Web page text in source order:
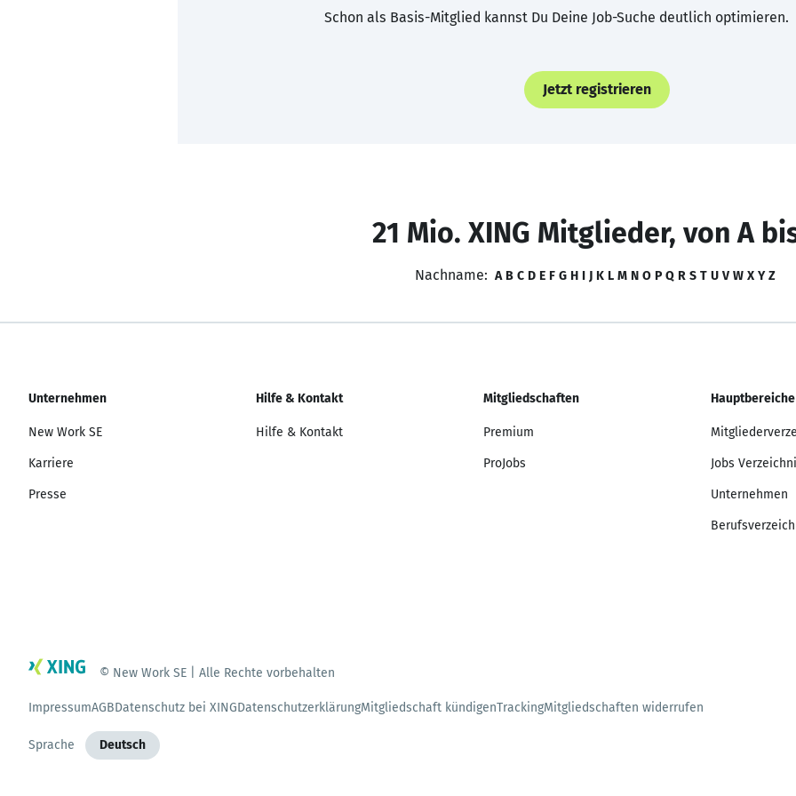
Schon als Basis-Mitglied kannst Du Deine Job-Suche deutlich optimieren.
Jetzt registrieren
21 Mio. XING Mitglieder, von A
Nachname: A B C D E F G H I J K L M N O P Q R S T U V W X Y Z
Unternehmen
New Work SE
Karriere
Presse
Hilfe & Kontakt
Hilfe & Kontakt
Mitgliedschaften
Premium
ProJobs
Hauptbereiche
Jobs
Unternehmen
© New Work SE | Alle Rechte vorbehalten
ImpressumAGBDatenschutz bei XINGDatenschutzerklärungMitgliedschaft kündigenTrackingMitgliedschaften widerrufen
Sprache Deutsch